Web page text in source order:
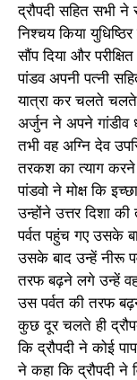
द्रौपदी सहित सभी
निश्चय किया
सौंप दिया और
पांडव अपनी पत्नी
यात्रा कर चलते
अर्जुन ने अपने गांडीव
तभी वह अग्नि देव
तरकश का त्याग करने
पांडवो ने मोक्ष कि
उन्होंने उत्तर दिशा
पर्वत पहुंच गए उसके
उसके बाद उन्हें नीरू
तरफ बढ़ने लगे उन्हें
उस पर्वत की तरफ
कुछ दूर चलते ही
कि द्रौपदी ने कोई
ने कहा कि द्रौपदी ने